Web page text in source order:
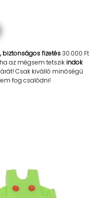
biztonságos fizetés30.000 Ft
az mégsem tetszikindok
Csak kiválló minőségű
fog csalódni!